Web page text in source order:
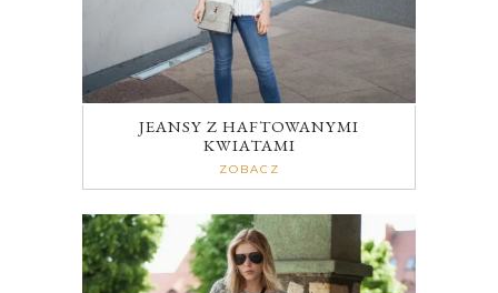
JEANSY Z HAFTOWANYMI
KWIATAMI
ZOBACZ